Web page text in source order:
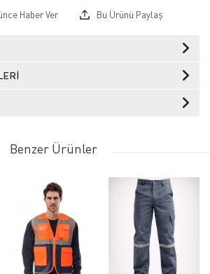
Haber Ver Bu Ürünü Paylaş
Benzer Ürünler